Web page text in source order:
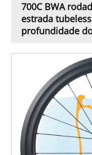
700C BWA
estrada
profundidade